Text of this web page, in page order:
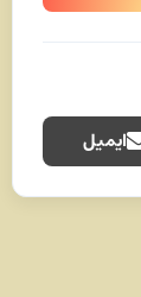
ایمیل